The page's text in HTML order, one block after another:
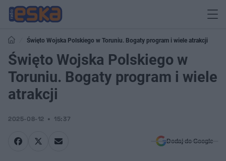
Święto Wojska Polskiego w Toruniu. Bogaty program i wiele atrakcji
Święto Wojska Polskiego w
Toruniu. Bogaty program i wiele
atrakcji
2025-08-12 15:37
Dodaj do Google